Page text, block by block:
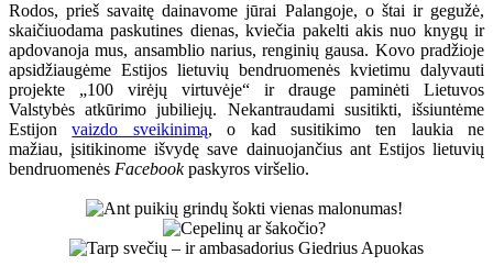
Rodos, prieš savaitę dainavome jūrai Palangoje, o štai ir gegužė,
skaičiuodama paskutines dienas, kviečia pakelti akis nuo knygų ir
apdovanoja mus, ansamblio narius, renginių gausa. Kovo pradžioje
apsidžiaugėme Estijos lietuvių bendruomenės kvietimu dalyvauti
projekte „100 virėjų virtuvėje“ ir drauge paminėti Lietuvos
Valstybės atkūrimo jubiliejų. Nekantraudami susitikti, išsiuntėme
Estijonvaizdo sveikinimą, o kad susitikimo ten laukia ne
mažiau, įsitikinome išvydę save dainuojančius ant Estijos lietuvių
bendruomenės Facebookpaskyros viršelio.